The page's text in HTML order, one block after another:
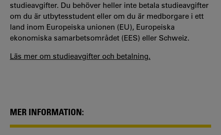
studieavgifter. Du behöver heller inte betala studieavgifter
om du är utbytesstudent eller om du är medborgare i ett
land inom Europeiska unionen (EU), Europeiska
ekonomiska samarbetsområdet (EES) eller Schweiz.
Läs mer om studieavgifter och betalning.
MER INFORMATION: